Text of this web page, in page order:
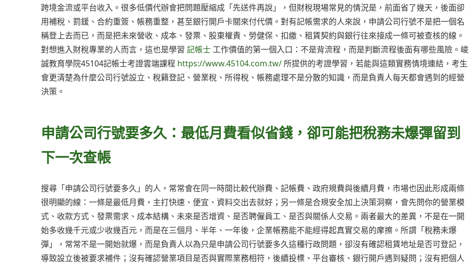
跨境金流或平台收入。很多低價代辦會把問題壓縮成「先送件再說」，但財稅現場常見的情況是，前面省了幾天，後面卻
用補稅、罰鍰、合約重簽、帳務重整，甚至銀行開戶卡關來付代價。對有記帳需求的人來說，申請公司行號不是把一個名
稱登上去而已，而是把未來營收、成本、發票、股東權責、勞健保、扣繳、租賃契約與銀行往來接成一條可被查核的線。
對想進入財稅專業的人而言，這也是學習 記帳士工作價值的第一個入口：不是背流程，而是判斷流程後面有哪些風險。峻
誠教育學院45104記帳士考證雲端課程 https://www.45104.com.tw/ 所提供的考證學習，若能與這類實務情境連結，考生
會更清楚為什麼公司行號設立、稅籍登記、營業稅、所得稅、帳務處理不是分散的知識，而是負責人每天都會遇到的經營
決策。
申請公司行號要多久：最低月費看似省錢，卻可能把稅務未爆彈留到
下一次查帳
搜尋「申請公司行號要多久」的人，常常會在同一時間比較代辦費、記帳費、政府規費與後續月費，市場也因此形成兩條
很明顯的線：一條是最低月費，主打快速、便宜、資料交出去就好；另一條是合規安全加上決策洞察，會先問你的營業模
式、收款方式、發票需求、成本結構、未來是否增資、是否聘僱員工、是否與關係人交易。兩者最大的差異，不是在一開
始多收幾千元或少收幾百元，而是在三個月、半年、一年後，企業帳務能不能經得起真實交易的摩擦。所謂「稅務未爆
彈」，常常不是一開始就爆，而是負責人以為只是申請公司行號要多久這種行政問題，卻沒有確認租賃地址是否可登記，
導致設立後被要求補件；沒有確認營業項目是否與實際業務相符，後續投標、平台審核、銀行開戶遇到疑問；沒有把個人